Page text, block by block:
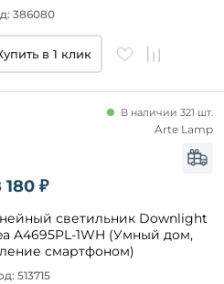
386080
в 1 клик
180 ₽
светильник Downlight
A4695PL-1WH (Умный дом,
смартфоном)
В наличии 321 шт.
513715
Arte Lamp